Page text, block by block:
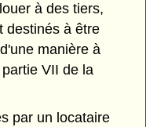
à des tiers,
destinés à être
manière à
VII de la
par un locataire